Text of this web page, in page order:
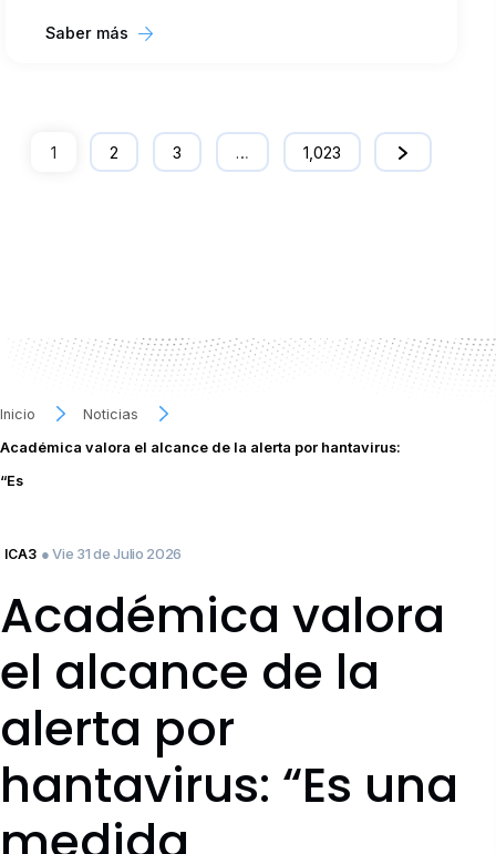
Saber más
1 2 3 … 1,023
Inicio
Noticias
Académica valora el alcance de la alerta por hantavirus:
“Es
ICA3 ● Vie 31 de Julio 2026
Académica valora
el alcance de la
alerta por
hantavirus: “Es una